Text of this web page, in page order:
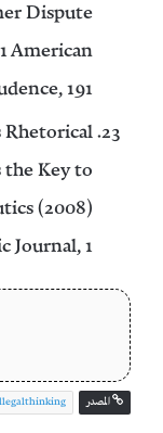
Dispute
American
191.
Rhetorical
Key to
(2008)
Journal, 1.
المصدر